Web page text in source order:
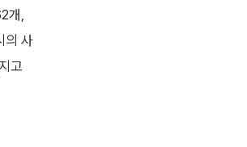
개,
의 사
고